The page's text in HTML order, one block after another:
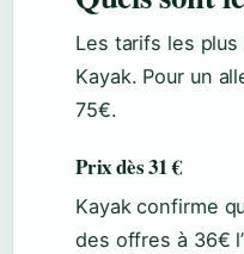
Les tarifs les
Kayak. Pour un
75€.
Prix dès 31 €
Kayak confirme
des offres à 36€